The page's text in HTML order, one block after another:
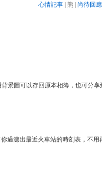
心情記事| 熊 | 尚待回
景圖可以存回原本相簿，也可分享
過濾出最近火車站的時刻表，不